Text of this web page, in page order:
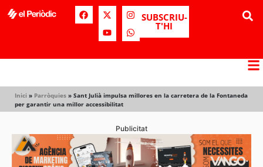
SUBSCRIU-
T'HI
Inici » Parròquies » Sant Julià impulsa millores en la carretera de la Fontaneda
per garantir una millor accessibilitat
Publicitat